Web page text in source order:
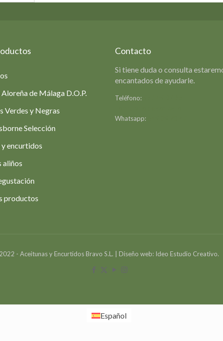
de Málaga D.O.P.
Verdes y Negras
Selección
encurtidos
aliños
productos
Contacto
Si tiene duda o consulta
encantados de ayudarle.
Teléfono:
Whatsapp:
2022 - Aceitunas y Encurtidos Bravo S.L. | Diseño web: Ideo Estudio Creativo.
Español